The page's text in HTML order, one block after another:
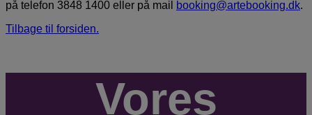
på telefon 3848 1400 eller på mail
booking@artebooking.dk.
Tilbage til forsiden.
Vores